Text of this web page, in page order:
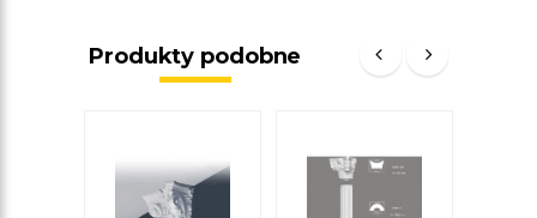
Produkty podobne